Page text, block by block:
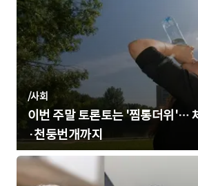
/사회
이번 주말 토론토는 '찜통더위'…
·천둥번개까지